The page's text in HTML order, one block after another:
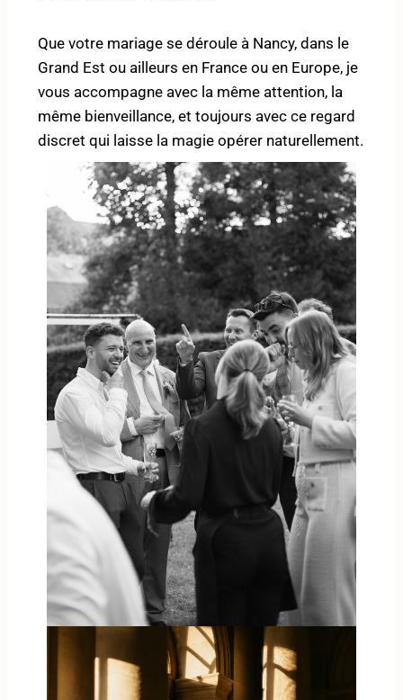
Que votre mariage se déroule à Nancy, dans le
Grand Est ou ailleurs en France ou en Europe, je
vous accompagne avec la même attention, la
même bienveillance, et toujours avec ce regard
discret qui laisse la magie opérer naturellement.